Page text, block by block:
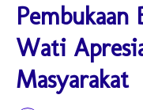
Pembukaan
Wati
Masyarakat